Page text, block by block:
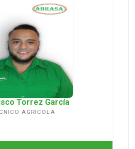
Torrez García
AGRICOLA